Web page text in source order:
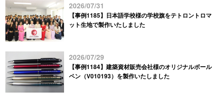
2026/07/31
【事例1185】日本語学校様の学校旗をテトロントロマ
ット生地で製作いたしました
2026/07/29
【事例1184】建築資材販売会社様のオリジナルボール
ペン（V010193）を製作いたしました